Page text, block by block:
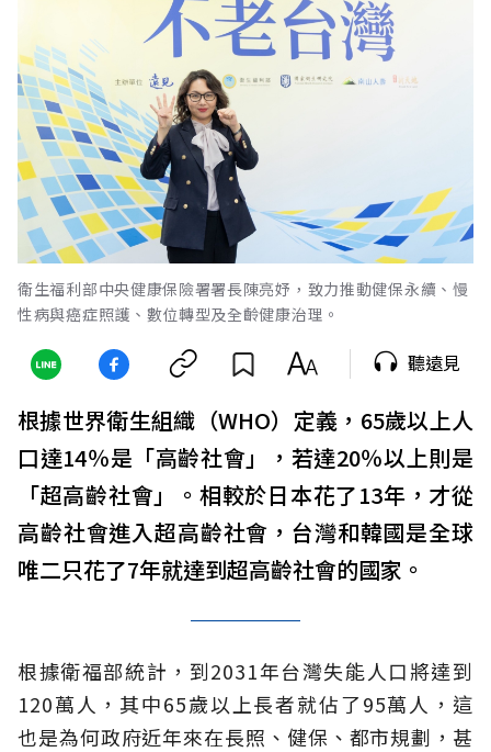
衛生福利部中央健康保險署署長陳亮妤，致力推動健保永續、慢
性病與癌症照護、數位轉型及全齡健康治理。
聽遠見
根據世界衛生組織（WHO）定義，65歲以上人
口達14％是「高齡社會」，若達20％以上則是
「超高齡社會」。相較於日本花了13年，才從
高齡社會進入超高齡社會，台灣和韓國是全球
唯二只花了7年就達到超高齡社會的國家。
根據衛福部統計，到2031年台灣失能人口將達到
120萬人，其中65歲以上長者就佔了95萬人，這
也是為何政府近年來在長照、健保、都市規劃，甚